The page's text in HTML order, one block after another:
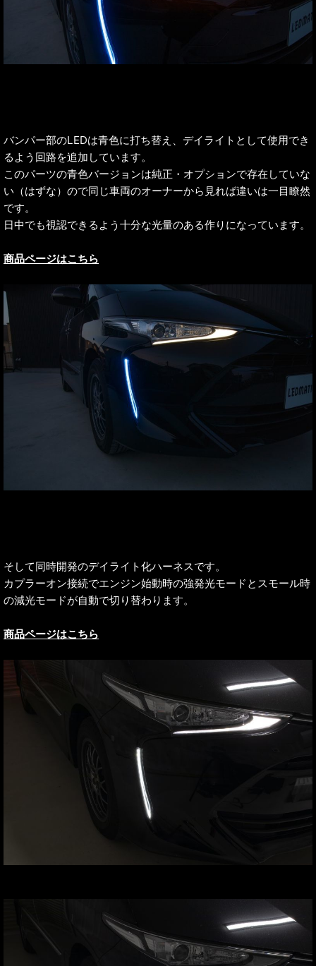
バンパー部のLEDは青色に打ち替え、デイライトとして使用でき
るよう回路を追加しています。
このパーツの青色バージョンは純正・オプションで存在していな
い（はずな）ので同じ車両のオーナーから見れば違いは一目瞭然
です。
日中でも視認できるよう十分な光量のある作りになっています。
商品ページはこちら
そして同時開発のデイライト化ハーネスです。
カプラーオン接続でエンジン始動時の強発光モードとスモール時
の減光モードが自動で切り替わります。
商品ページはこちら